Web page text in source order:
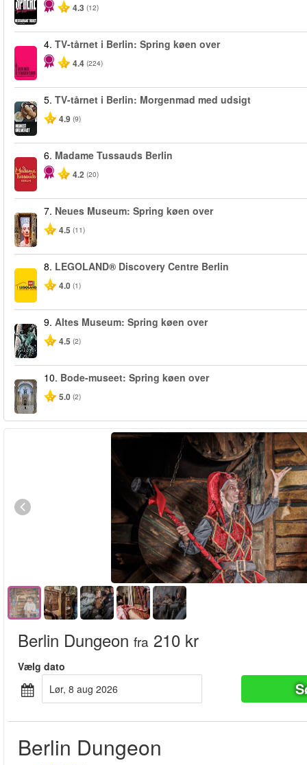
4.3 (12)
4. TV-tårnet i Berlin: Spring køen over
4.4 (224)
5. TV-tårnet i Berlin: Morgenmad med udsigt
4.9 (9)
6. Madame Tussauds Berlin
4.2 (20)
7. Neues Museum: Spring køen over
4.5 (11)
8. LEGOLAND® Discovery Centre Berlin
4.0 (1)
9. Altes Museum: Spring køen over
4.5 (2)
10. Bode-museet: Spring køen over
5.0 (2)
Berlin Dungeon fra 210 kr
Vælg dato
lør, 8 aug 2026
Berlin Dungeon